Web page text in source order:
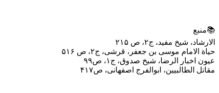
📚منبع
الارشاد، شیخ مفید، ج۲، ص ۲۱۵
حیاة الامام موسی بن جعفر، قرشی، ج٢، ص ۵۱۶
عیون اخبار الرضا، شیخ صدوق، ج۱، ص۹۹
مقاتل الطالبیین، ابوالفرج اصفهانی، ص۴۱۷